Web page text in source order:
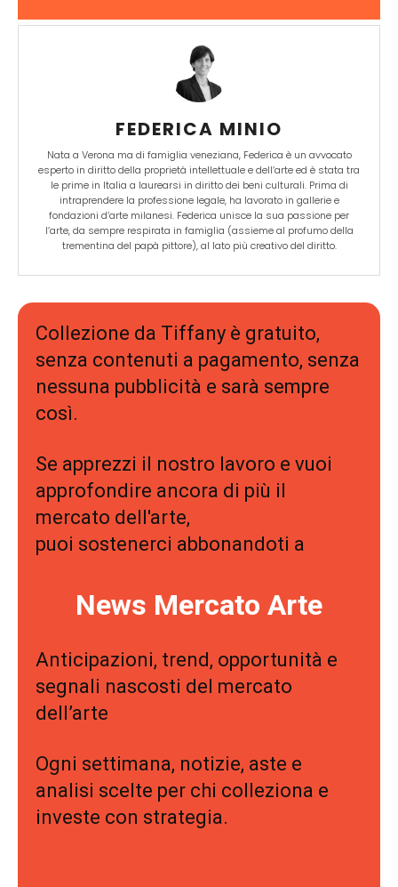
FEDERICA MINIO
Nata a Verona ma di famiglia veneziana, Federica è un avvocato
esperto in diritto della proprietà intellettuale e dell’arte ed è stata tra
le prime in Italia a laurearsi in diritto dei beni culturali. Prima di
intraprendere la professione legale, ha lavorato in gallerie e
fondazioni d’arte milanesi. Federica unisce la sua passione per
l’arte, da sempre respirata in famiglia (assieme al profumo della
trementina del papà pittore), al lato più creativo del diritto.
Collezione da Tiffany è gratuito,
senza contenuti a pagamento, senza
nessuna pubblicità e sarà sempre
così.
Se apprezzi il nostro lavoro e vuoi
approfondire ancora di più il
mercato dell'arte,
puoi sostenerci abbonandoti a
News Mercato Arte
Anticipazioni, trend, opportunità e
segnali nascosti del mercato
dell’arte
Ogni settimana, notizie, aste e
analisi scelte per chi colleziona e
investe con strategia.